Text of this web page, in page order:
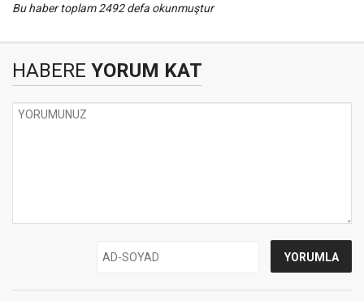
Bu haber toplam 2492 defa okunmuştur
HABERE YORUM KAT